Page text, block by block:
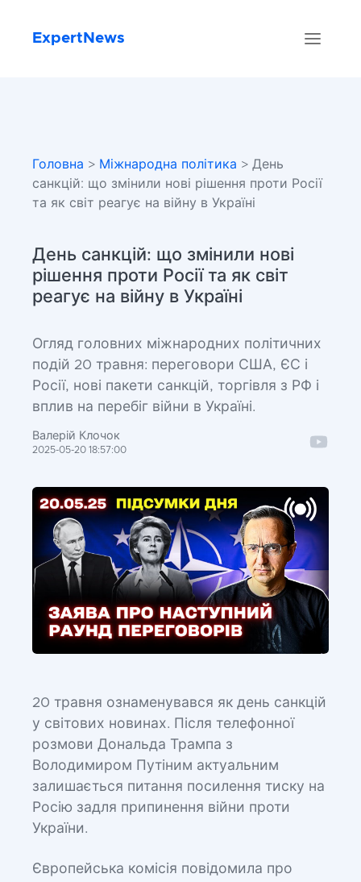
ExpertNews
Головна > Міжнародна політика > День
санкцій: що змінили нові рішення проти Росії
та як світ реагує на війну в Україні
День санкцій: що змінили нові
рішення проти Росії та як світ
реагує на війну в Україні
Огляд головних міжнародних політичних
подій 20 травня: переговори США, ЄС і
Росії, нові пакети санкцій, торгівля з РФ і
вплив на перебіг війни в Україні.
Валерій Клочок
2025-05-20 18:57:00
20 травня ознаменувався як день санкцій
у світових новинах. Після телефонної
розмови Дональда Трампа з
Володимиром Путіним актуальним
залишається питання посилення тиску на
Росію задля припинення війни проти
України.
Європейська комісія повідомила про